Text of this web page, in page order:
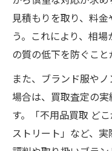
見積もりを取り、料
う。これにより、相
の質の低下を防ぐこと
また、ブランド服や
場合は、買取査定の
す。「不用品買取 ど
ストリート」など、